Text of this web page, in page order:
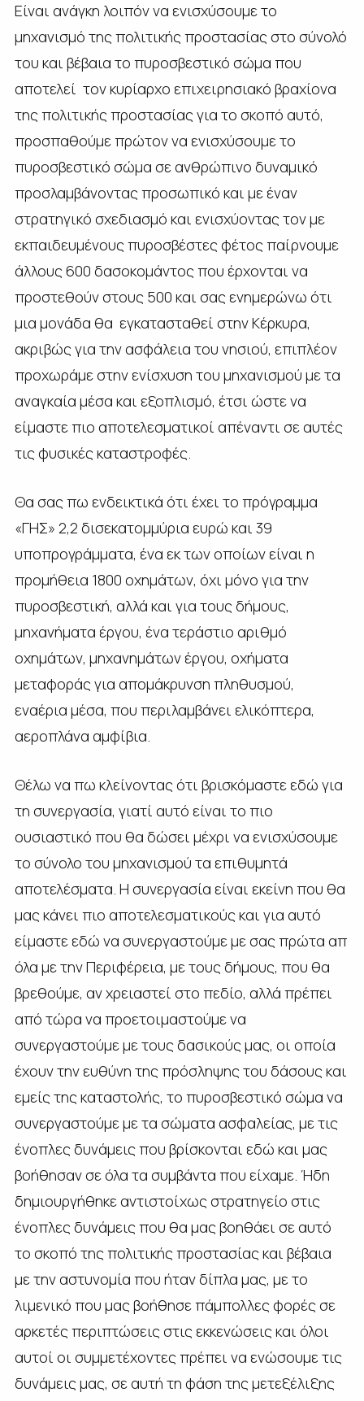
Είναι ανάγκη λοιπόν να ενισχύσουμε το
μηχανισμό της πολιτικής προστασίας στο σύνολό
του και βέβαια το πυροσβεστικό σώμα που
αποτελεί τον κυρίαρχο επιχειρησιακό βραχίονα
της πολιτικής προστασίας για το σκοπό αυτό,
προσπαθούμε πρώτον να ενισχύσουμε το
πυροσβεστικό σώμα σε ανθρώπινο δυναμικό
προσλαμβάνοντας προσωπικό και με έναν
στρατηγικό σχεδιασμό και ενισχύοντας τον με
εκπαιδευμένους πυροσβέστες φέτος παίρνουμε
άλλους 600 δασοκομάντος που έρχονται να
προστεθούν στους 500 και σας ενημερώνω ότι
μια μονάδα θα εγκατασταθεί στην Κέρκυρα,
ακριβώς για την ασφάλεια του νησιού, επιπλέον
προχωράμε στην ενίσχυση του μηχανισμού με τα
αναγκαία μέσα και εξοπλισμό, έτσι ώστε να
είμαστε πιο αποτελεσματικοί απέναντι σε αυτές
τις φυσικές καταστροφές.
Θα σας πω ενδεικτικά ότι έχει το πρόγραμμα
«ΓΗΣ» 2,2 δισεκατομμύρια ευρώ και 39
υποπρογράμματα, ένα εκ των οποίων είναι η
προμήθεια 1800 οχημάτων, όχι μόνο για την
πυροσβεστική, αλλά και για τους δήμους,
μηχανήματα έργου, ένα τεράστιο αριθμό
οχημάτων, μηχανημάτων έργου, οχήματα
μεταφοράς για απομάκρυνση πληθυσμού,
εναέρια μέσα, που περιλαμβάνει ελικόπτερα,
αεροπλάνα αμφίβια.
Θέλω να πω κλείνοντας ότι βρισκόμαστε εδώ για
τη συνεργασία, γιατί αυτό είναι το πιο
ουσιαστικό που θα δώσει μέχρι να ενισχύσουμε
το σύνολο του μηχανισμού τα επιθυμητά
αποτελέσματα. Η συνεργασία είναι εκείνη που θα
μας κάνει πιο αποτελεσματικούς και για αυτό
είμαστε εδώ να συνεργαστούμε με σας πρώτα απ
όλα με την Περιφέρεια, με τους δήμους, που θα
βρεθούμε, αν χρειαστεί στο πεδίο, αλλά πρέπει
από τώρα να προετοιμαστούμε να
συνεργαστούμε με τους δασικούς μας, οι οποία
έχουν την ευθύνη της πρόσληψης του δάσους και
εμείς της καταστολής, το πυροσβεστικό σώμα να
συνεργαστούμε με τα σώματα ασφαλείας, με τις
ένοπλες δυνάμεις που βρίσκονται εδώ και μας
βοήθησαν σε όλα τα συμβάντα που είχαμε. Ήδη
δημιουργήθηκε αντιστοίχως στρατηγείο στις
ένοπλες δυνάμεις που θα μας βοηθάει σε αυτό
το σκοπό της πολιτικής προστασίας και βέβαια
με την αστυνομία που ήταν δίπλα μας, με το
λιμενικό που μας βοήθησε πάμπολλες φορές σε
αρκετές περιπτώσεις στις εκκενώσεις και όλοι
αυτοί οι συμμετέχοντες πρέπει να ενώσουμε τις
δυνάμεις μας, σε αυτή τη φάση της μετεξέλιξης